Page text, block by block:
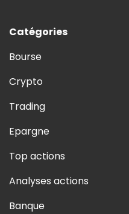
Catégories
Bourse
Crypto
Trading
Epargne
Top actions
Analyses actions
Banque